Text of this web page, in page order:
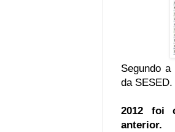
Segundo
da SESED.
2012 foi
anterior.